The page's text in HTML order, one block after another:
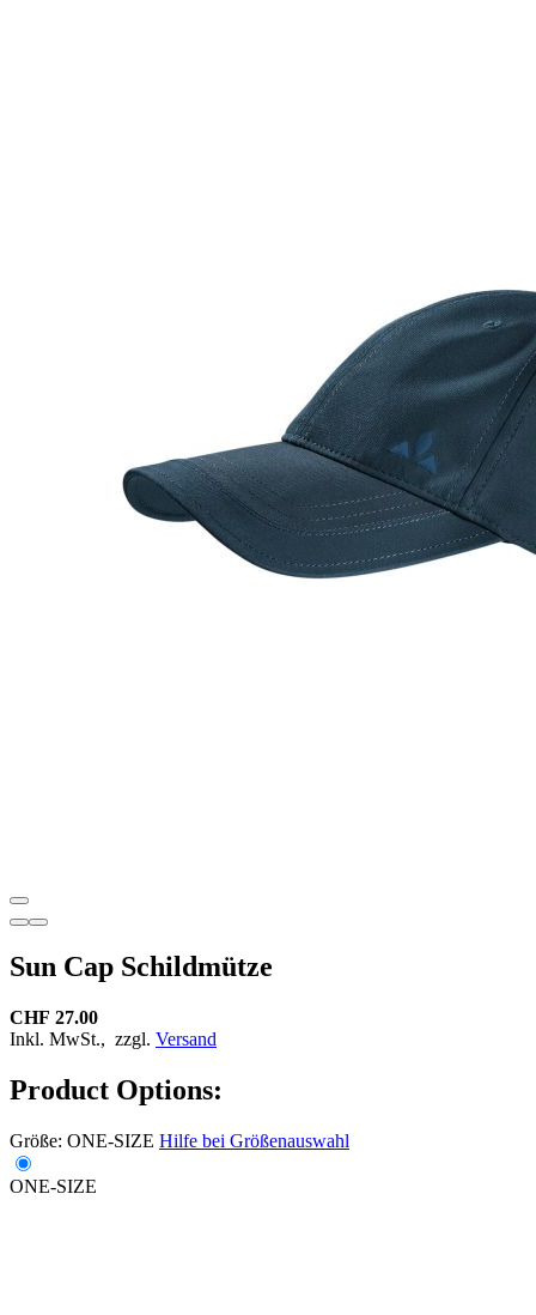
Sun Cap Schildmütze
CHF 27.00
Inkl. MwSt., zzgl. Versand
Product Options:
Größe: ONE-SIZE Hilfe bei Größenauswahl
ONE-SIZE